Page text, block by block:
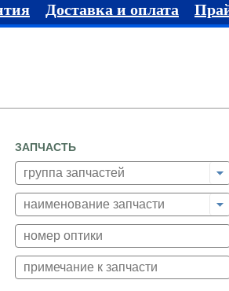
Доставка и оплата
ЗАПЧАСТЬ